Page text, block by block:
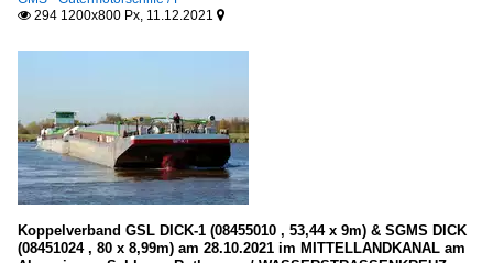
 294 1200x800 Px, 11.12.2021 
Koppelverband GSL DICK-1 (08455010 , 53,44 x 9m) & SGMS DICK
(08451024 , 80 x 8,99m) am 28.10.2021 im MITTELLANDKANAL am